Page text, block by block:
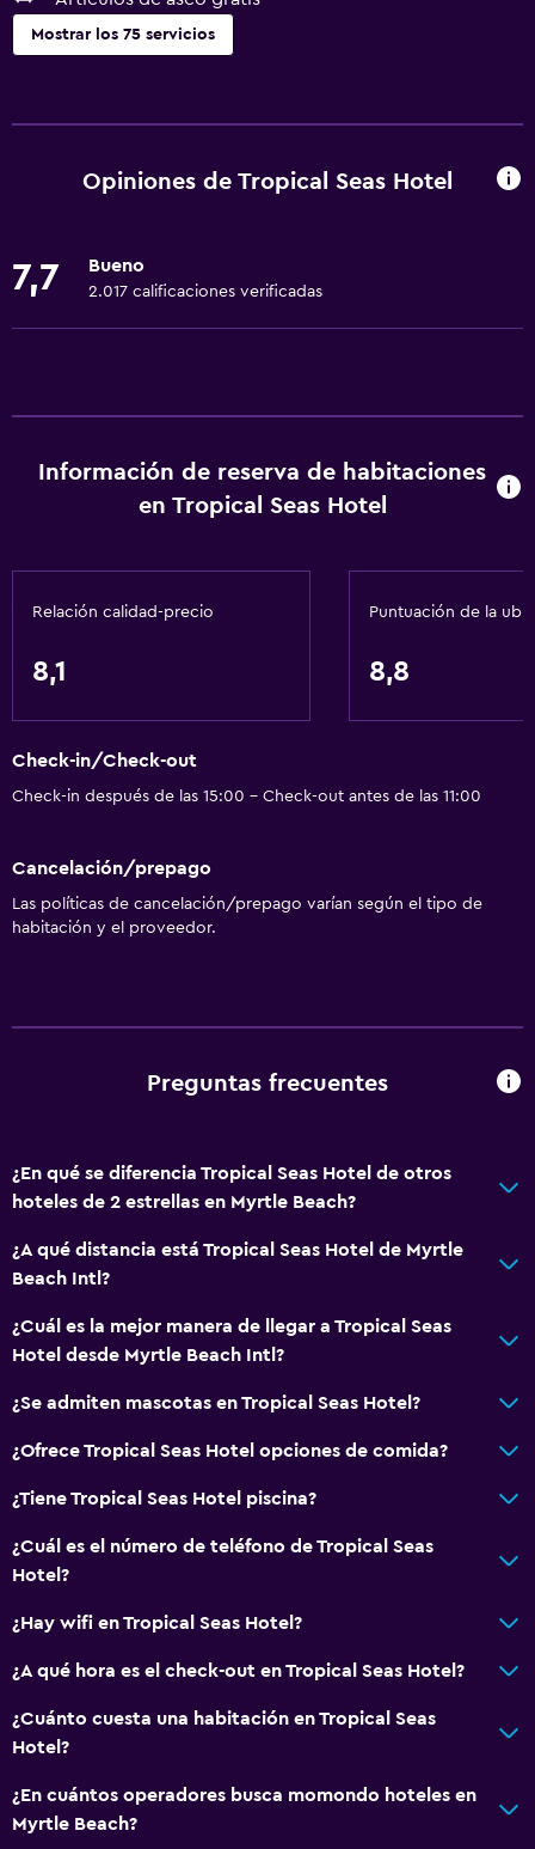
Mostrar los 75 servicios
Wifi gratis
Toallas
Calefacción
Horno
Microondas
Tetera/cafetera
Acceso a la playa
Piso de parquet o madera noble
Sofá
Piso de mosaico/mármol
Vista a la piscina
Mascotas permitidas bajo consulta (pueden aplicar cargos
extra)
Ascensor
Ascensor disponible
Para no fumadores
Áreas designadas para fumadores
Opiniones de Tropical Seas Hotel
7,7 Bueno
2.017 calificaciones verificadas
Información de reserva de habitaciones
en Tropical Seas Hotel
Relación calidad-precio
8,1
Puntuación de la
8,8
Check-in/Check-out
Check-in después de las 15:00 - Check-out antes de las 11:00
Cancelación/prepago
Las políticas de cancelación/prepago varían según el tipo de
habitación y el proveedor.
Preguntas frecuentes
¿En qué se diferencia Tropical Seas Hotel de otros
hoteles de 2 estrellas en Myrtle Beach?
¿A qué distancia está Tropical Seas Hotel de Myrtle
Beach Intl?
¿Cuál es la mejor manera de llegar a Tropical Seas
Hotel desde Myrtle Beach Intl?
¿Se admiten mascotas en Tropical Seas Hotel?
¿Ofrece Tropical Seas Hotel opciones de comida?
¿Tiene Tropical Seas Hotel piscina?
¿Cuál es el número de teléfono de Tropical Seas
Hotel?
¿Hay wifi en Tropical Seas Hotel?
¿A qué hora es el check-out en Tropical Seas Hotel?
¿Cuánto cuesta una habitación en Tropical Seas
Hotel?
¿En cuántos operadores busca momondo hoteles en
Myrtle Beach?